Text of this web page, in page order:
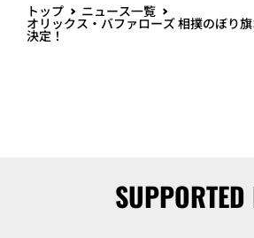
トップ ニュース一覧
オリックス・バファローズ 相撲のぼり
決定！